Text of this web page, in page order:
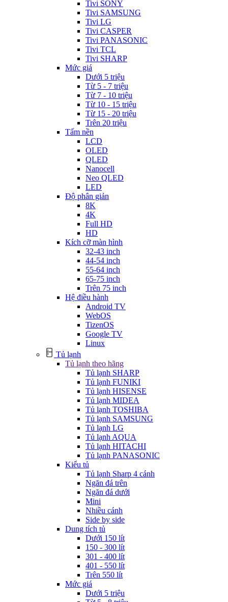
Tivi SONY
Tivi SAMSUNG
Tivi LG
Tivi CASPER
Tivi PANASONIC
Tivi TCL
Tivi SHARP
Mức giá
Dưới 5 triệu
Từ 5 - 7 triệu
Từ 7 - 10 triệu
Từ 10 - 15 triệu
Từ 15 - 20 triệu
Trên 20 triệu
Tấm nền
LCD
OLED
QLED
Nanocell
Neo QLED
LED
Độ phân giản
8K
4K
Full HD
HD
Kích cỡ màn hình
32-43 inch
44-54 inch
55-64 inch
65-75 inch
Trên 75 inch
Hệ điều hành
Android TV
WebOS
TizenOS
Google TV
Linux
Tủ lạnh
Tủ lạnh theo hãng
Tủ lạnh SHARP
Tủ lạnh FUNIKI
Tủ lạnh HISENSE
Tủ lạnh MIDEA
Tủ lạnh TOSHIBA
Tủ lạnh SAMSUNG
Tủ lạnh LG
Tủ lạnh AQUA
Tủ lạnh HITACHI
Tủ lạnh PANASONIC
Kiểu tủ
Tủ lạnh Sharp 4 cánh
Ngăn đá trên
Ngăn đá dưới
Mini
Nhiều cánh
Side by side
Dung tích tủ
Dưới 150 lít
150 - 300 lít
301 - 400 lít
401 - 550 lít
Trên 550 lít
Mức giá
Dưới 5 triệu